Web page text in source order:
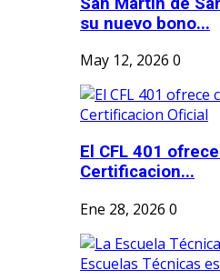
su nuevo bono...
May 12, 2026 0
El CFL 401
Certificacion...
Ene 28, 2026 0